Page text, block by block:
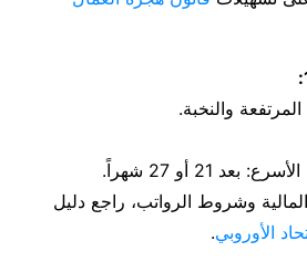
والنخبة.
21 أو 27 شهراً.
وشروط الرواتب، راجع دليل
الأوروبي.